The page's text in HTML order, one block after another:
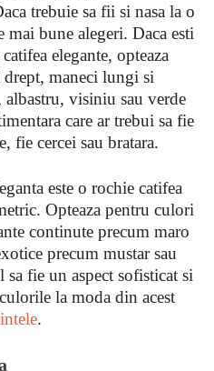
trebuie sa fii si nasa la o
mai bune alegeri. Daca esti
elegante, opteaza
maneci lungi si
visiniu sau verde
care ar trebui sa fie
fie cercei sau bratara.
este o rochie catifea
Opteaza pentru culori
continute precum maro
precum mustar sau
fie un aspect sofisticat si
la moda din acest
.